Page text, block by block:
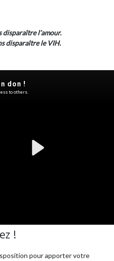
disparaître l’amour.
disparaître le VIH.
!
pour apporter votre